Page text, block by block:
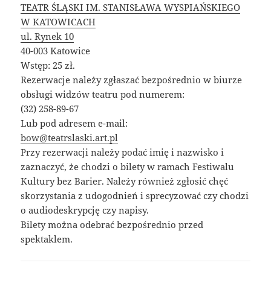
TEATR ŚLĄSKI IM. STANISŁAWA WYSPIAŃSKIEGO
W KATOWICACH
ul. Rynek 10
40-003 Katowice
Wstęp: 25 zł.
Rezerwacje należy zgłaszać bezpośrednio w biurze
obsługi widzów teatru pod numerem:
(32) 258-89-67
Lub pod adresem e-mail:
bow@teatrslaski.art.pl
Przy rezerwacji należy podać imię i nazwisko i
zaznaczyć, że chodzi o bilety w ramach Festiwalu
Kultury bez Barier. Należy również zgłosić chęć
skorzystania z udogodnień i sprecyzować czy chodzi
o audiodeskrypcję czy napisy.
Bilety można odebrać bezpośrednio przed
spektaklem.